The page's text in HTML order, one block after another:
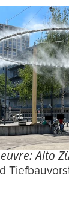
Alto